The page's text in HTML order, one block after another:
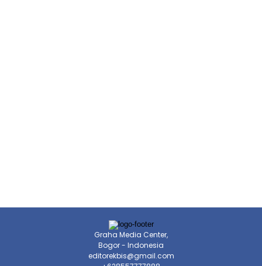
Graha Media Center,
Bogor - Indonesia
editorekbis@gmail.com